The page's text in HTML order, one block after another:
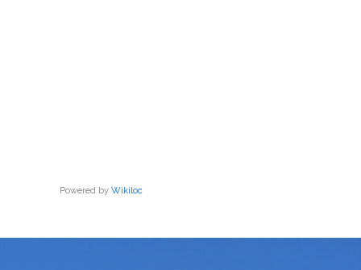
Powered by Wikiloc